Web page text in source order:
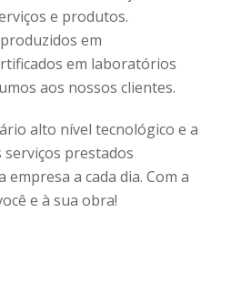
e produtos.
em
em laboratórios
aos nossos clientes.
alto nível tecnológico e a
prestados
a cada dia. Com a
e à sua obra!